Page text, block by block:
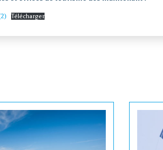
Télécharger